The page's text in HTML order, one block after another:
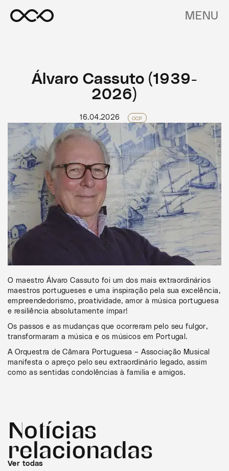
MENU
Álvaro Cassuto (1939-
2026)
16.04.2026 OCP
O maestro Álvaro Cassuto foi um dos mais extraordinários
maestros portugueses e uma inspiração pela sua excelência,
empreendedorismo, proatividade, amor à música portuguesa
e resiliência absolutamente ímpar!
Os passos e as mudanças que ocorreram pelo seu fulgor,
transformaram a música e os músicos em Portugal.
A Orquestra de Câmara Portuguesa – Associação Musical
manifesta o apreço pelo seu extraordinário legado, assim
como as sentidas condolências à familia e amigos.
Notícias
relacionadas
Ver todas